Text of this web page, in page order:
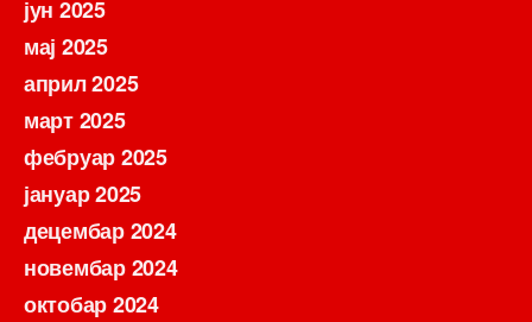
јун 2025
мај 2025
април 2025
март 2025
фебруар 2025
јануар 2025
децембар 2024
новембар 2024
октобар 2024